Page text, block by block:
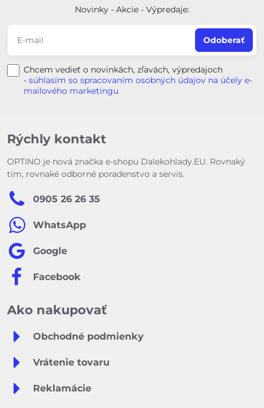
Novinky - Akcie - Výpredaje:
Odoberať
Chcem vedieť o novinkách, zľavách, výpredajoch
- súhlasím so spracovaním osobných údajov na účely e-
mailového marketingu
Rýchly kontakt
OPTINO je nová značka e-shopu Dalekohlady.EU. Rovnaký
tím, rovnaké odborné poradenstvo a servis.
0905 26 26 35
WhatsApp
Google
Facebook
Ako nakupovať
Obchodné podmienky
Vrátenie tovaru
Reklamácie